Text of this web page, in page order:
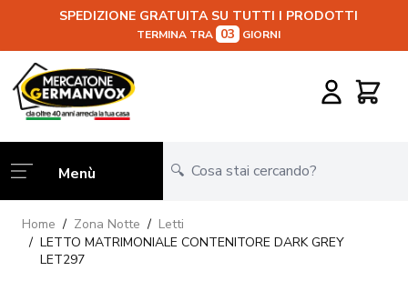
SPEDIZIONE GRATUITA SU TUTTI I PRODOTTI
TERMINA TRA 03 GIORNI
Salta al contenuto
Carrello
Menù
Home / Zona Notte / Letti
/ LETTO MATRIMONIALE CONTENITORE DARK GREY
LET297